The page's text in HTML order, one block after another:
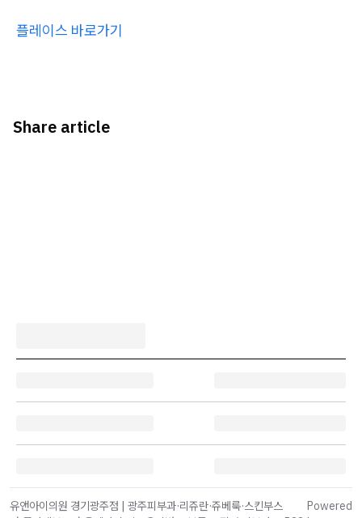
플레이스 바로가기
Share article
유앤아이의원 경기광주점 | 광주피부과·리쥬란·쥬베룩·스킨부스
Powered